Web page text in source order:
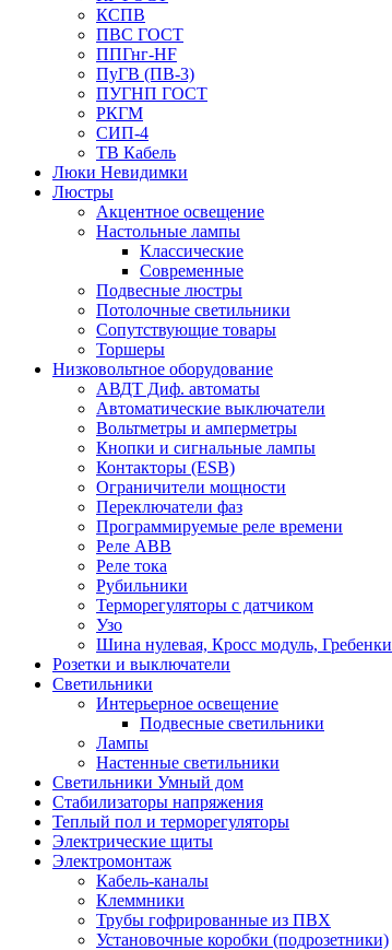
КСПВ
ПВС ГОСТ
ППГнг-HF
ПуГВ (ПВ-3)
ПУГНП ГОСТ
РКГМ
СИП-4
ТВ Кабель
Люки Невидимки
Люстры
Акцентное освещение
Настольные лампы
Классические
Современные
Подвесные люстры
Потолочные светильники
Сопутствующие товары
Торшеры
Низковольтное оборудование
АВДT Диф. автоматы
Автоматические выключатели
Вольтметры и амперметры
Кнопки и сигнальные лампы
Контакторы (ESB)
Ограничители мощности
Переключатели фаз
Программируемые реле времени
Реле ABB
Реле тока
Рубильники
Терморегуляторы с датчиком
Узо
Шина нулевая, Кросс модуль, Гребенки
Розетки и выключатели
Светильники
Интерьерное освещение
Подвесные светильники
Лампы
Настенные светильники
Светильники Умный дом
Стабилизаторы напряжения
Теплый пол и терморегуляторы
Электрические щиты
Электромонтаж
Кабель-каналы
Клеммники
Трубы гофрированные из ПВХ
Установочные коробки (подрозетники)